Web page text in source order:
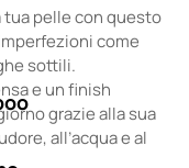
tua pelle con questo
come
sottili.
e un finish
grazie alla sua
all’acqua e al